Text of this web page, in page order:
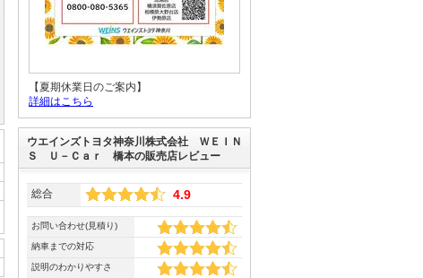
【夏期休業日のご案内】
詳細はこちら
ウエインズトヨタ神奈川株式会社 ＷＥＩＮ
Ｓ Ｕ－Ｃａｒ 橋本の販売店レビュー
総合 4.9
お問い合わせ(見積り)
納車までの対応
説明のわかりやすさ